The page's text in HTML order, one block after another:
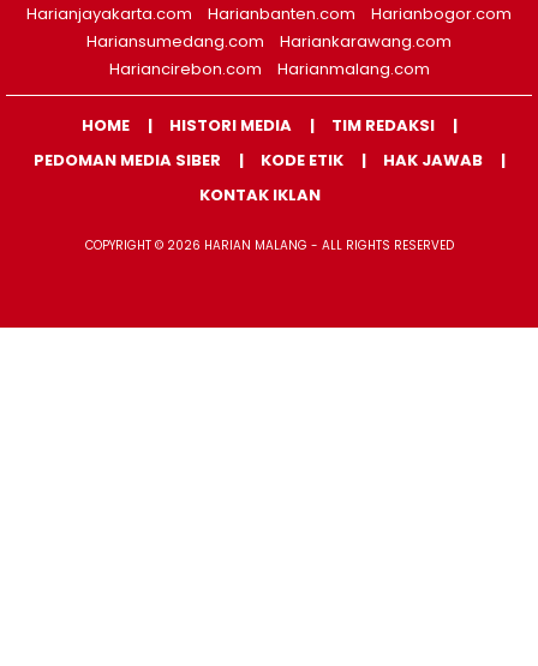
Harianjayakarta.com
Harianbanten.com
Harianbogor.com
Hariansumedang.com
Hariankarawang.com
Hariancirebon.com
Harianmalang.com
HOME HISTORI MEDIA
TIM REDAKSI
PEDOMAN MEDIA SIBER
KODE ETIK
HAK JAWAB
KONTAK IKLAN
COPYRIGHT © 2026 HARIAN MALANG - ALL RIGHTS RESERVED